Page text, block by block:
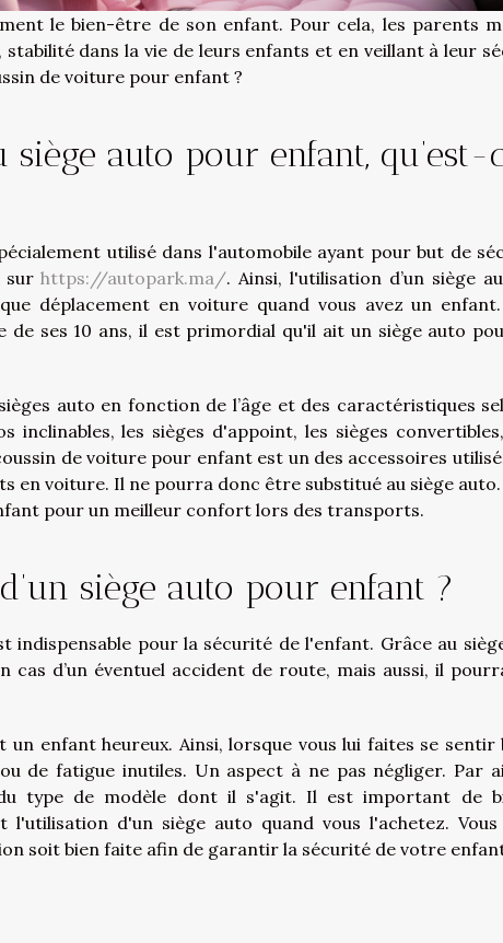
le bien-être de son enfant. Pour cela, les parents
dans la vie de leurs enfants et en veillant à leur
de voiture pour enfant ?
auto pour enfant, qu’est-
utilisé dans l'automobile ayant pour but de
surhttps://autopark.ma/. Ainsi, l'utilisation d’un siège
déplacement en voiture quand vous avez un
de ses 10 ans, il est primordial qu'il ait un siège auto
auto en fonction de l’âge et des caractéristiques
inclinables, les sièges d'appoint, les sièges
de voiture pour enfant est un des accessoires
en voiture. Il ne pourra donc être substitué au siège
pour un meilleur confort lors des transports.
siège auto pour enfant ?
indispensable pour la sécurité de l'enfant. Grâce au
cas d’un éventuel accident de route, mais aussi, il
enfant heureux. Ainsi, lorsque vous lui faites se sentir
de fatigue inutiles. Un aspect à ne pas négliger. Par
type de modèle dont il s'agit. Il est important de
d'un siège auto quand vous l'achetez. Vous
soit bien faite afin de garantir la sécurité de votre